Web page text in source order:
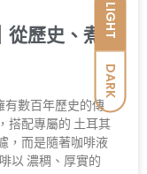
LIGHT
DARK
歷史、煮
有數百年歷史的傳
搭配專屬的 土耳其
，而是隨著咖啡液
以 濃稠、厚實的